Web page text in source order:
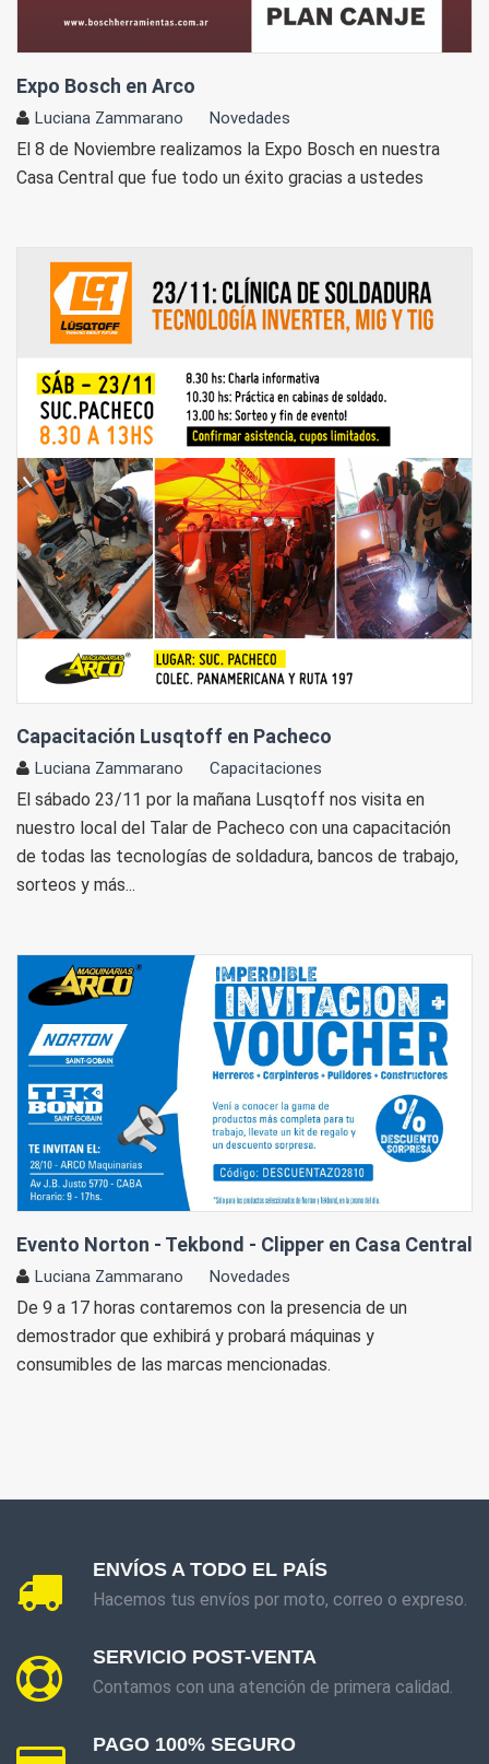
Expo Bosch en Arco
Luciana Zammarano Novedades
El 8 de Noviembre realizamos la Expo Bosch en nuestra
Casa Central que fue todo un éxito gracias a ustedes
Capacitación Lusqtoff en Pacheco
Luciana Zammarano Capacitaciones
El sábado 23/11 por la mañana Lusqtoff nos visita en
nuestro local del Talar de Pacheco con una capacitación
de todas las tecnologías de soldadura, bancos de trabajo,
sorteos y más...
Evento Norton - Tekbond - Clipper en Casa Central
Luciana Zammarano Novedades
De 9 a 17 horas contaremos con la presencia de un
demostrador que exhibirá y probará máquinas y
consumibles de las marcas mencionadas.
ENVÍOS A TODO EL PAÍS
Hacemos tus envíos por moto, correo o expreso.
SERVICIO POST-VENTA
Contamos con una atención de primera calidad.
PAGO 100% SEGURO